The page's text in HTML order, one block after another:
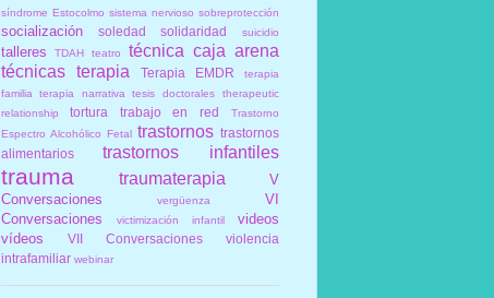
síndrome Estocolmo sistema nervioso sobreprotección
socialización soledad solidaridad suicidio
talleres TDAH teatro
técnica caja arena
técnicas
terapia Terapia EMDR
terapia
familia
terapia narrativa tesis doctorales
therapeutic
relationship
tortura trabajo en red
Trastorno
Espectro Alcohólico Fetal trastornos trastornos
alimentarios
trastornos infantiles
trauma traumaterapia
V
Conversaciones
vergüenza
VI
Conversaciones
victimización infantil
videos
vídeos
VII Conversaciones
violencia
intrafamiliar webinar